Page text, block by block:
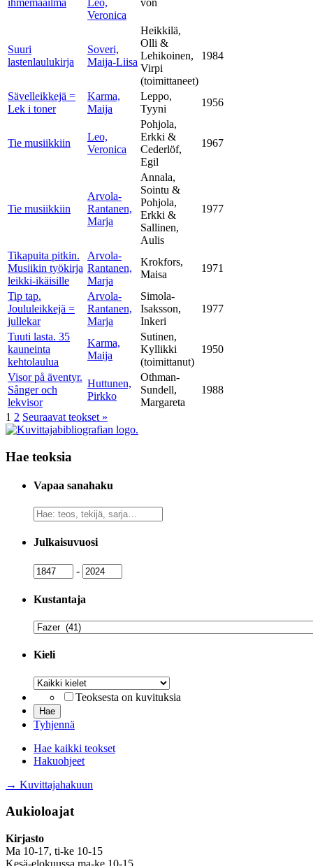
Veronica
Suuri
lastenlaulukirja
Soveri,
Maija-Liisa
Heikkilä,
Olli &
Lehikoinen,
Virpi
(toimittaneet)
1984
Sävelleikkejä =
Lek i toner
Karma,
Maija
Leppo,
Tyyni
1956
Tie musiikkiin
Leo,
Veronica
Pohjola,
Erkki &
Cederlöf,
Egil
1967
Tie musiikkiin
Arvola-
Rantanen,
Marja
Annala,
Sointu &
Pohjola,
Erkki &
Sallinen,
Aulis
1977
Tikapuita pitkin.
Musiikin työkirja
leikki-ikäisille
Arvola-
Rantanen,
Marja
Krokfors,
Maisa
1971
Tip tap.
Joululeikkejä =
jullekar
Arvola-
Rantanen,
Marja
Simola-
Isaksson,
Inkeri
1977
Tuuti lasta. 35
kauneinta
kehtolaulua
Karma,
Maija
Sutinen,
Kyllikki
(toimittanut)
1950
Visor på äventyr.
Sånger och
lekvisor
Huttunen,
Pirkko
Othman-
Sundell,
Margareta
1988
1 2 Seuraavat teokset »
Hae teoksia
Vapaa sanahaku
Vapaa
sanahaku
Julkaisuvuosi
Julkaisuvuosi
- Julkaisuvuosi
Kustantaja
Kustantaja
Kieli
Kieli
Teoksesta on kuvituksia
Tyhjennä
Hae kaikki teokset
Hakuohjeet
→ Kuvittajahakuun
Aukioloajat
Kirjasto
Ma 10-17, ti-ke 10-15
Kesä-elokuussa ma-ke 10-15